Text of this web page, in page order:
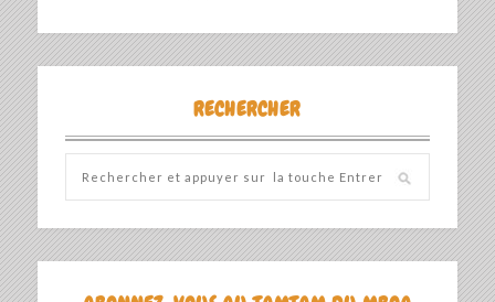
RECHERCHER